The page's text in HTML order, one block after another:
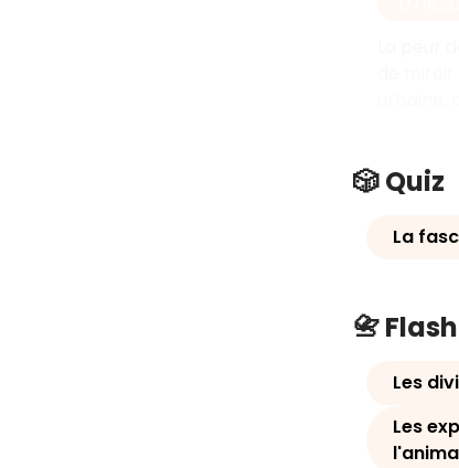
🎲 Quiz
La
📇
Les
Les